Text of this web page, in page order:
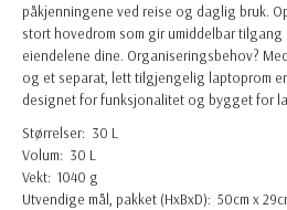
påkjenningene ved reise og daglig bruk.
stort hovedrom som gir umiddelbar
eiendelene dine. Organiseringsbehov?
og et separat, lett tilgjengelig laptoprom er
designet for funksjonalitet og bygget for
Størrelser: 30 L
Volum: 30 L
Vekt: 1040 g
Utvendige mål, pakket (HxBxD): 50cm x